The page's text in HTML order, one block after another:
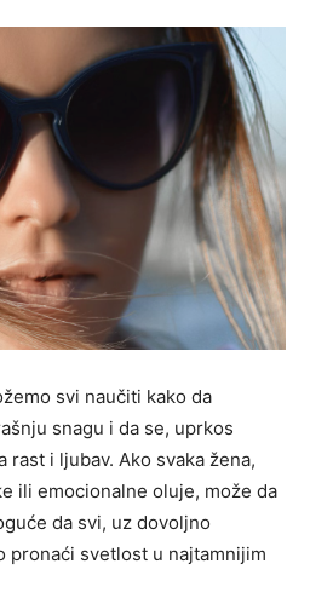
svi naučiti kako da
snagu i da se, uprkos
rast i ljubav. Ako svaka žena,
ili emocionalne oluje, može da
da svi, uz dovoljno
pronaći svetlost u najtamnijim